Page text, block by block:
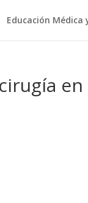
Educación Médica